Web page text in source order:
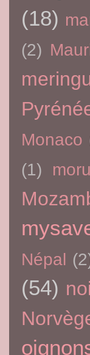
(18)
(2)
Monaco
(1)
Népal
(54)